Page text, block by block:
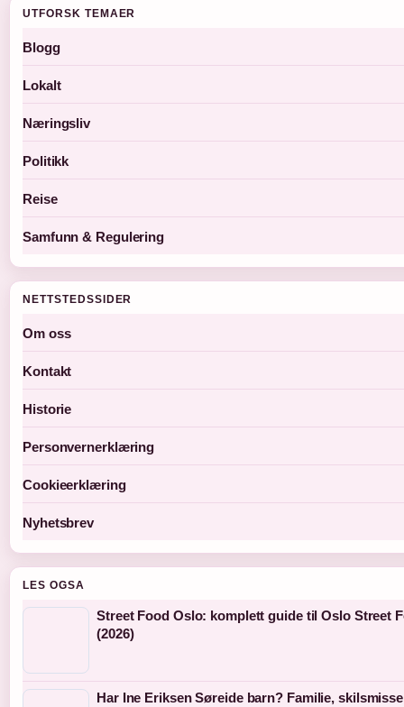
UTFORSK TEMAER
Blogg
Lokalt
Næringsliv
Politikk
Reise
Samfunn & Regulering
NETTSTEDSSIDER
Om oss
Kontakt
Historie
Personvernerklæring
Cookieerklæring
Nyhetsbrev
LES OGSA
Street Food Oslo: komplett guide til Oslo Street
(2026)
Har Ine Eriksen Søreide barn? Familie,